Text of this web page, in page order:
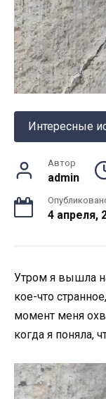
Интересные
Автор
admin
4 апреля,
Утром я вышла
кое-что
момент меня
когда я поняла,